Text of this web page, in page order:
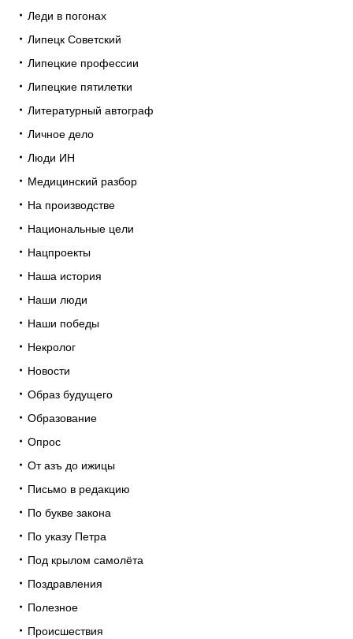
Леди в погонах
Липецк Советский
Липецкие профессии
Липецкие пятилетки
Литературный автограф
Личное дело
Люди ИН
Медицинский разбор
На производстве
Национальные цели
Нацпроекты
Наша история
Наши люди
Наши победы
Некролог
Новости
Образ будущего
Образование
Опрос
От азъ до ижицы
Письмо в редакцию
По букве закона
По указу Петра
Под крылом самолёта
Поздравления
Полезное
Происшествия